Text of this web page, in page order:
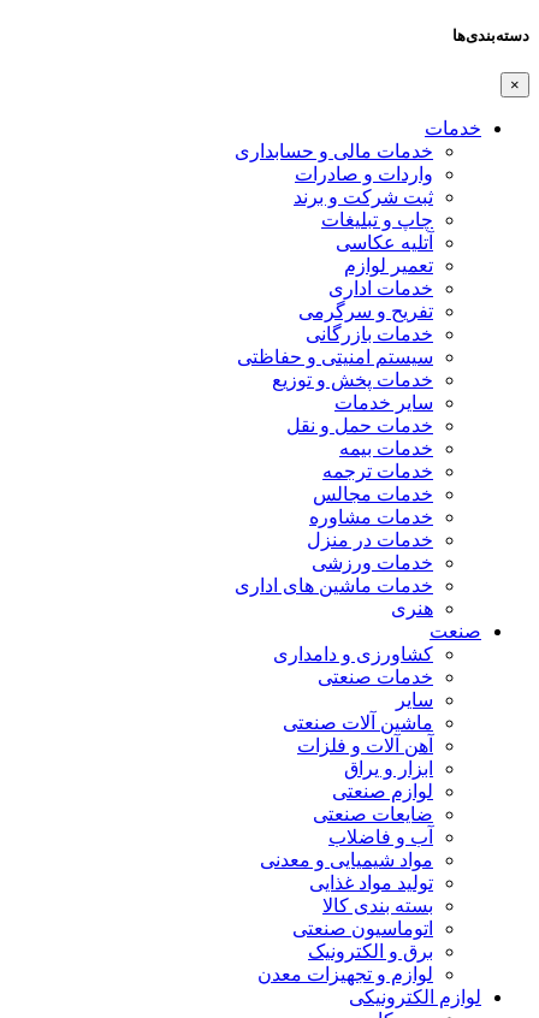
دسته‌بندی‌ها
×
خدمات
خدمات مالی و حسابداری
واردات و صادرات
ثبت شرکت و برند
چاپ و تبلیغات
آتلیه عکاسی
تعمیر لوازم
خدمات اداری
تفریح و سرگرمی
خدمات بازرگانی
سیستم امنیتی و حفاظتی
خدمات پخش و توزیع
سایر خدمات
خدمات حمل و نقل
خدمات بیمه
خدمات ترجمه
خدمات مجالس
خدمات مشاوره
خدمات در منزل
خدمات ورزشی
خدمات ماشین های اداری
هنری
صنعت
کشاورزی و دامداری
خدمات صنعتی
سایر
ماشین آلات صنعتی
آهن آلات و فلزات
ابزار و یراق
لوازم صنعتی
ضایعات صنعتی
آب و فاضلاب
مواد شیمیایی و معدنی
تولید مواد غذایی
بسته بندی کالا
اتوماسیون صنعتی
برق و الکترونیک
لوازم و تجهیزات معدن
لوازم الکترونیکی